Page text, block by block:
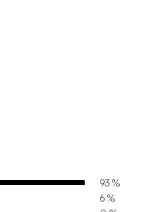
93 %
6 %